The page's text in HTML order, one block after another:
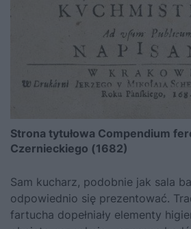
Strona tytułowa Compendium
Czernieckiego (1682)
Sam kucharz, podobnie jak sala
odpowiednio się prezentować.
fartucha dopełniały elementy